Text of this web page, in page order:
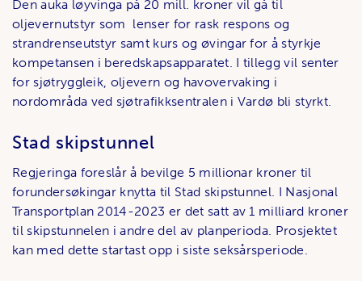
Den auka løyvinga på 20 mill. kroner vil gå til
oljevernutstyr som lenser for rask respons og
strandrenseutstyr samt kurs og øvingar for å styrkje
kompetansen i beredskapsapparatet. I tillegg vil senter
for sjøtryggleik, oljevern og havovervaking i
nordområda ved sjøtrafikksentralen i Vardø bli styrkt.
Stad skipstunnel
Regjeringa foreslår å bevilge 5 millionar kroner til
forundersøkingar knytta til Stad skipstunnel. I Nasjonal
Transportplan 2014-2023 er det satt av 1 milliard kroner
til skipstunnelen i andre del av planperioda. Prosjektet
kan med dette startast opp i siste seksårsperiode.